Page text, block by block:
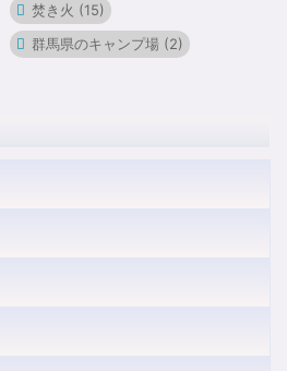
焚き火 (15)
群馬県のキャンプ場 (2)